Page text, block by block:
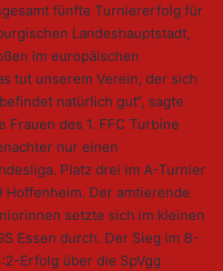
fünfte Turniererfolg für
Landeshauptstadt,
im europäischen
tut unserem Verein, der sich
natürlich gut“, sagte
des 1. FFC Turbine
nur einen
Platz drei im A-Turnier
Hoffenheim. Der amtierende
setzte sich im kleinen
Essen durch. Der Sieg im B-
Erfolg über die SpVgg